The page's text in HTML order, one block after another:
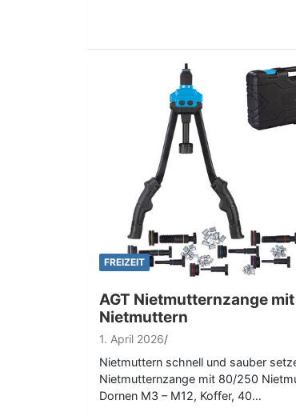
FREIZEIT
AGT Nietmutternzange
Nietmuttern
1. April 2026
Nietmuttern schnell und sauber
Nietmutternzange mit 80/250
Dornen M3 – M12, Koffer, 40…